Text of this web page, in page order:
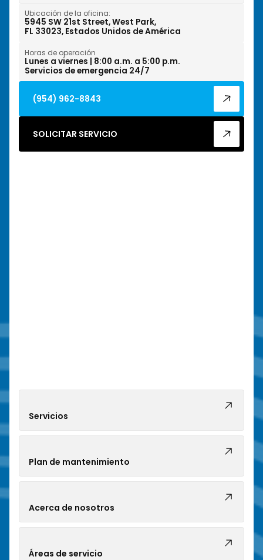
Wilton Manors, FL
Ubicación de la oficina:
5945 SW 21st Street, West Park,
FL 33023, Estados Unidos de América
Horas de operación
Lunes a viernes | 8:00 a.m. a 5:00 p.m.
Servicios de emergencia 24/7
(954) 962-8843
SOLICITAR SERVICIO
Servicios
Plan de mantenimiento
Acerca de nosotros
Áreas de servicio